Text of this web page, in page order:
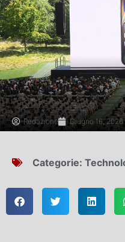
Redazione Giugno 16, 2026
Categorie: